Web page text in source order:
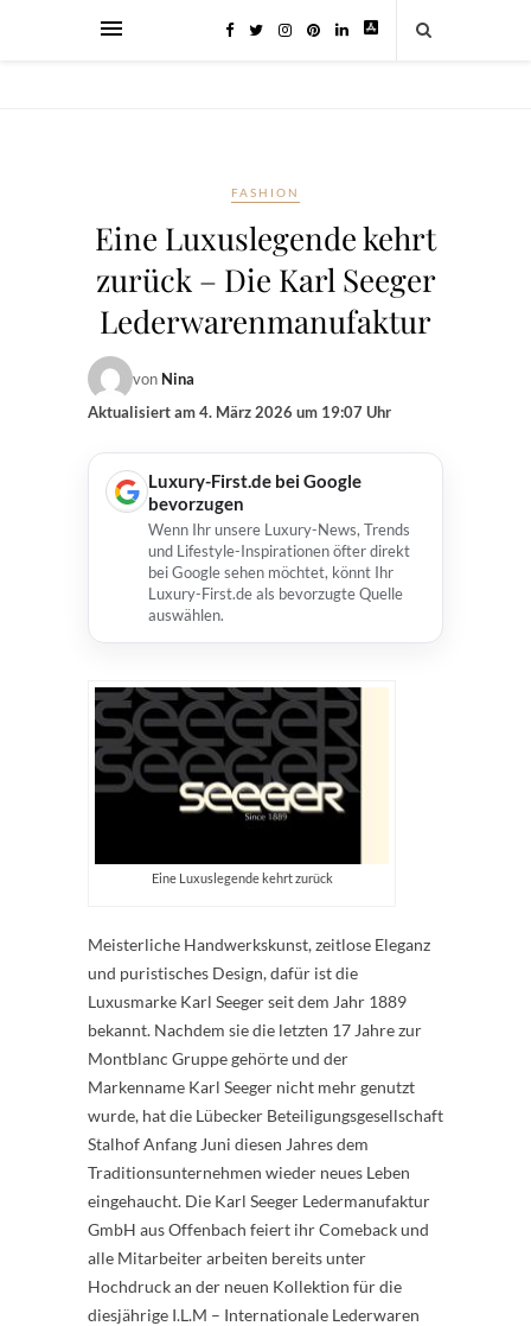
FASHION
Eine Luxuslegende kehrt
zurück – Die Karl Seeger
Lederwarenmanufaktur
von Nina
Aktualisiert am4. März 2026 um 19:07 Uhr
Luxury-First.de bei Google
bevorzugen
Wenn Ihr unsere Luxury-News, Trends
und Lifestyle-Inspirationen öfter direkt
bei Google sehen möchtet, könnt Ihr
Luxury-First.de als bevorzugte Quelle
auswählen.
Eine Luxuslegende kehrt zurück
Meisterliche Handwerkskunst, zeitlose Eleganz
und puristisches Design, dafür ist die
Luxusmarke Karl Seeger seit dem Jahr 1889
bekannt. Nachdem sie die letzten 17 Jahre zur
Montblanc Gruppe gehörte und der
Markenname Karl Seeger nicht mehr genutzt
wurde, hat die Lübecker Beteiligungsgesellschaft
Stalhof Anfang Juni diesen Jahres dem
Traditionsunternehmen wieder neues Leben
eingehaucht. Die Karl Seeger Ledermanufaktur
GmbH aus Offenbach feiert ihr Comeback und
alle Mitarbeiter arbeiten bereits unter
Hochdruck an der neuen Kollektion für die
diesjährige I.L.M – Internationale Lederwaren